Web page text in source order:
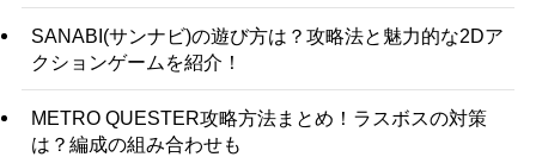
SANABI(サンナビ)の遊び方は？攻略法と魅力的な2Dア
クションゲームを紹介！
METRO QUESTER攻略方法まとめ！ラスボスの対策
は？編成の組み合わせも